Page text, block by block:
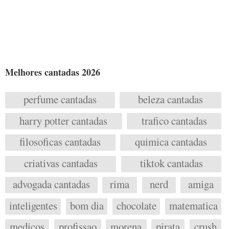
Melhores cantadas 2026
perfume cantadas
beleza cantadas
harry potter cantadas
trafico cantadas
filosoficas cantadas
quimica cantadas
criativas cantadas
tiktok cantadas
advogada cantadas
rima nerd
amiga
inteligentes
bom dia chocolate
matematica